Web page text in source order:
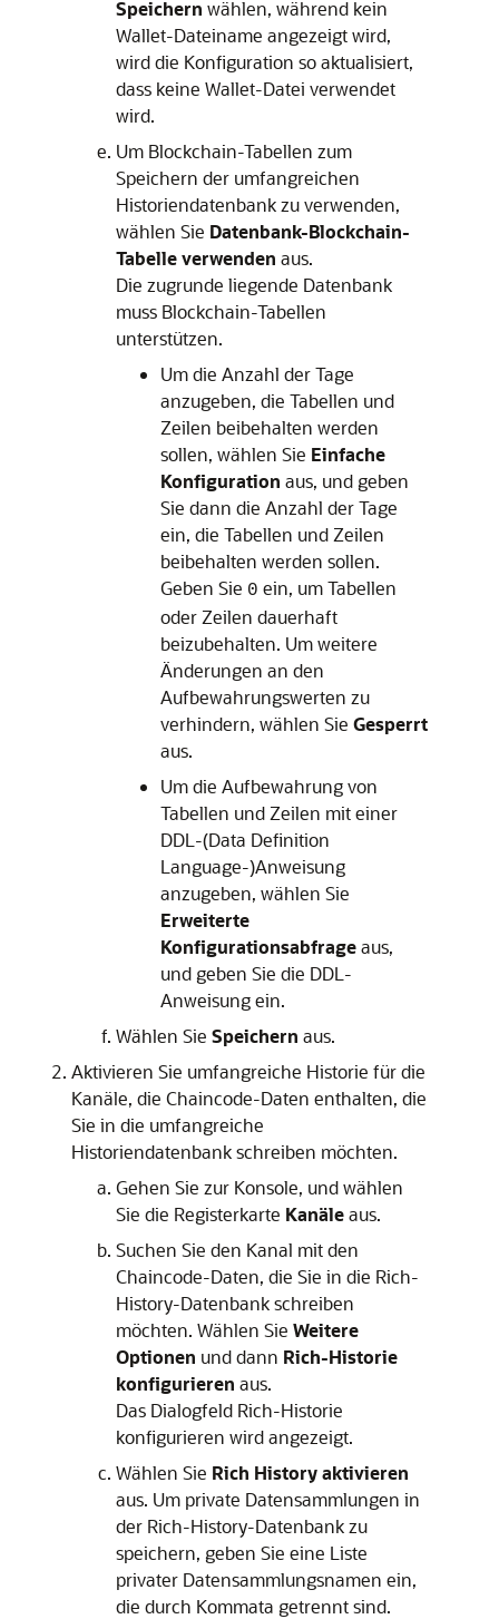
Speichern wählen, während kein
Wallet-Dateiname angezeigt wird,
wird die Konfiguration so aktualisiert,
dass keine Wallet-Datei verwendet
wird.
Um Blockchain-Tabellen zum
Speichern der umfangreichen
Historiendatenbank zu verwenden,
wählen Sie Datenbank-Blockchain-
Tabelle verwenden aus.
Die zugrunde liegende Datenbank
muss Blockchain-Tabellen
unterstützen.
Um die Anzahl der Tage
anzugeben, die Tabellen und
Zeilen beibehalten werden
sollen, wählen Sie Einfache
Konfiguration aus, und geben
Sie dann die Anzahl der Tage
ein, die Tabellen und Zeilen
beibehalten werden sollen.
Geben Sie 0 ein, um Tabellen
oder Zeilen dauerhaft
beizubehalten. Um weitere
Änderungen an den
Aufbewahrungswerten zu
verhindern, wählen Sie Gesperrt
aus.
Um die Aufbewahrung von
Tabellen und Zeilen mit einer
DDL-(Data Definition
Language-)Anweisung
anzugeben, wählen Sie
Erweiterte
Konfigurationsabfrageaus,
und geben Sie die DDL-
Anweisung ein.
Wählen Sie Speichern aus.
Aktivieren Sie umfangreiche Historie für die
Kanäle, die Chaincode-Daten enthalten, die
Sie in die umfangreiche
Historiendatenbank schreiben möchten.
Gehen Sie zur Konsole, und wählen
Sie die Registerkarte Kanäleaus.
Suchen Sie den Kanal mit den
Chaincode-Daten, die Sie in die Rich-
History-Datenbank schreiben
möchten. Wählen Sie Weitere
Optionen und dann Rich-Historie
konfigurieren aus.
Das Dialogfeld Rich-Historie
konfigurieren wird angezeigt.
Wählen Sie Rich History aktivieren
aus. Um private Datensammlungen in
der Rich-History-Datenbank zu
speichern, geben Sie eine Liste
privater Datensammlungsnamen ein,
die durch Kommata getrennt sind.